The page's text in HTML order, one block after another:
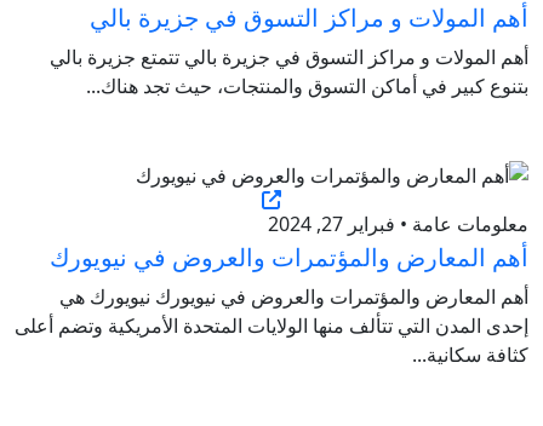
أهم المولات و مراكز التسوق في جزيرة بالي
أهم المولات و مراكز التسوق في جزيرة بالي تتمتع جزيرة بالي
بتنوع كبير في أماكن التسوق والمنتجات، حيث تجد هناك...
معلومات عامة • فبراير 27, 2024
أهم المعارض والمؤتمرات والعروض في نيويورك
أهم المعارض والمؤتمرات والعروض في نيويورك نيويورك هي
إحدى المدن التي تتألف منها الولايات المتحدة الأمريكية وتضم أعلى
كثافة سكانية...